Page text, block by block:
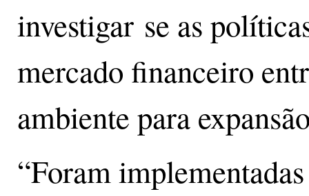
investigar se as
mercado financeiro
ambiente para
“Foram